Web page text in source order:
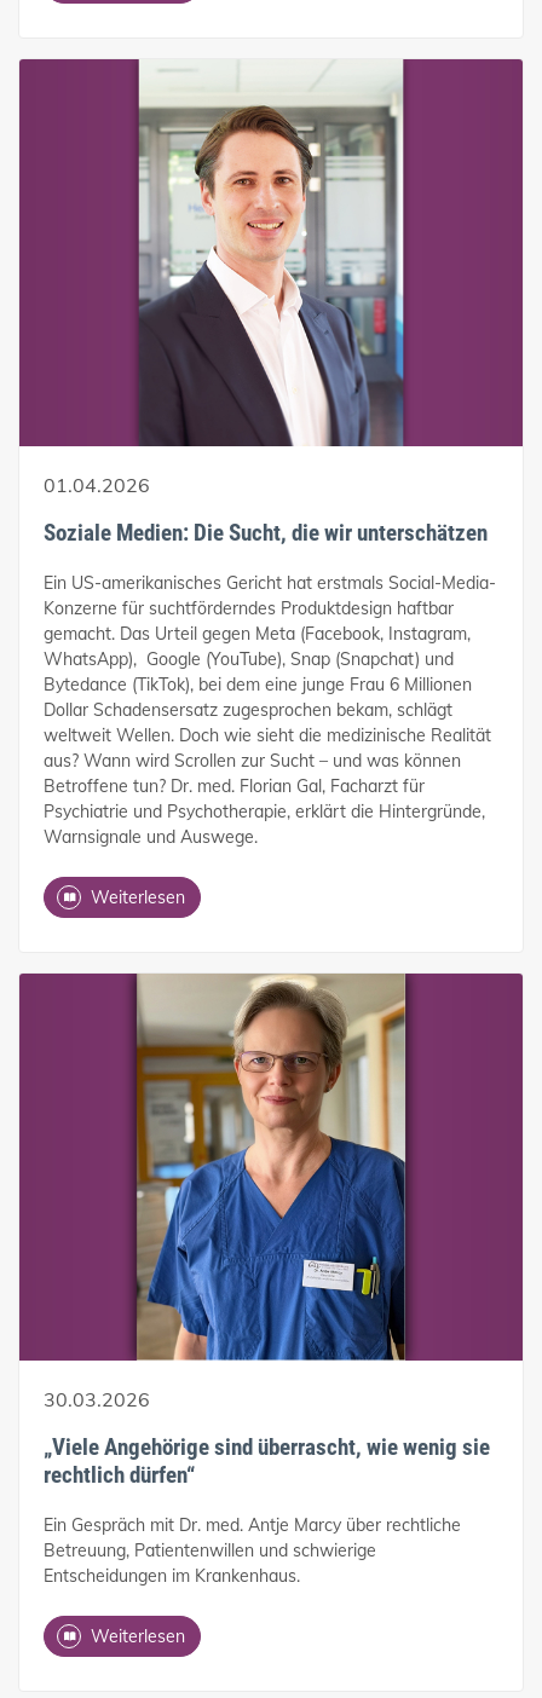
01.04.2026
Soziale Medien: Die Sucht, die wir unterschätzen
Ein US-amerikanisches Gericht hat erstmals Social-Media-
Konzerne für suchtförderndes Produktdesign haftbar
gemacht. Das Urteil gegen Meta (Facebook, Instagram,
WhatsApp), Google (YouTube), Snap (Snapchat) und
Bytedance (TikTok), bei dem eine junge Frau 6 Millionen
Dollar Schadensersatz zugesprochen bekam, schlägt
weltweit Wellen. Doch wie sieht die medizinische Realität
aus? Wann wird Scrollen zur Sucht – und was können
Betroffene tun? Dr. med. Florian Gal, Facharzt für
Psychiatrie und Psychotherapie, erklärt die Hintergründe,
Warnsignale und Auswege.
Weiterlesen
30.03.2026
„Viele Angehörige sind überrascht, wie wenig sie
rechtlich dürfen“
Ein Gespräch mit Dr. med. Antje Marcy über rechtliche
Betreuung, Patientenwillen und schwierige
Entscheidungen im Krankenhaus.
Weiterlesen